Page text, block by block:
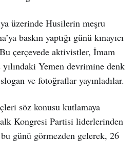
üzerinde Husilerin meşru
baskın yaptığı günü kınayıcı
çerçevede aktivistler, İmam
Yemen devrimine denk
ve fotoğraflar yayınladılar.
söz konusu kutlamaya
Kongresi Partisi liderlerinden
günü görmezden gelerek, 26